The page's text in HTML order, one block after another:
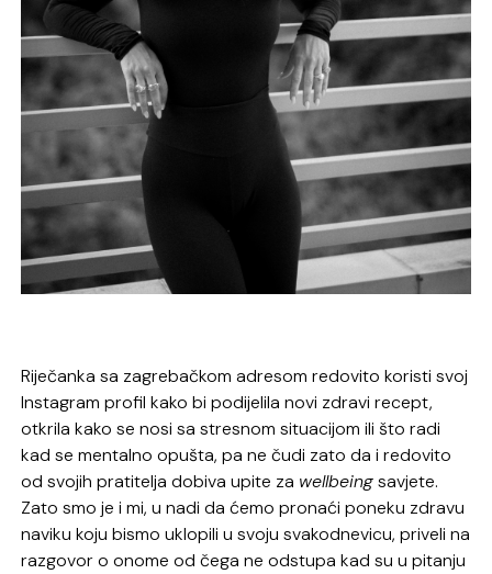
Riječanka sa zagrebačkom adresom redovito koristi svoj
Instagram profil kako bi podijelila novi zdravi recept,
otkrila kako se nosi sa stresnom situacijom ili što radi
kad se mentalno opušta, pa ne čudi zato da i redovito
od svojih pratitelja dobiva upite za wellbeingsavjete.
Zato smo je i mi, u nadi da ćemo pronaći poneku zdravu
naviku koju bismo uklopili u svoju svakodnevicu, priveli na
razgovor o onome od čega ne odstupa kad su u pitanju